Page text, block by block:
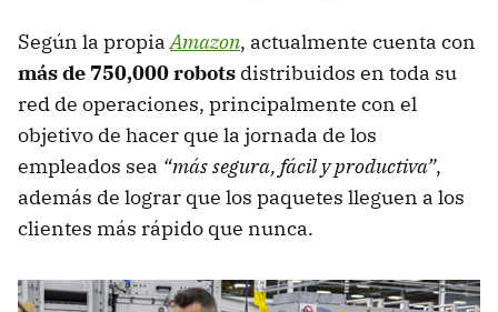
Según la propiaAmazon, actualmente cuenta con
más de 750,000 robots distribuidos en toda su
red de operaciones, principalmente con el
objetivo de hacer que la jornada de los
empleados sea “más segura, fácil y productiva”,
además de lograr que los paquetes lleguen a los
clientes más rápido que nunca.